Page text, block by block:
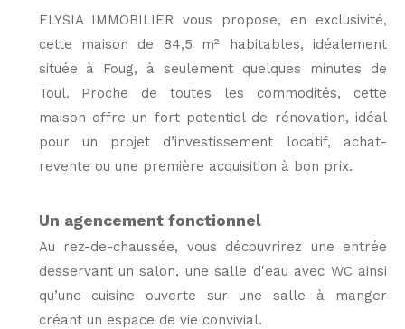
ELYSIA IMMOBILIER vous propose, en exclusivité,
cette maison de 84,5 m² habitables, idéalement
située à Foug, à seulement quelques minutes de
Toul. Proche de toutes les commodités, cette
maison offre un fort potentiel de rénovation, idéal
pour un projet d’investissement locatif, achat-
revente ou une première acquisition à bon prix.
Un agencement fonctionnel
Au rez-de-chaussée, vous découvrirez une entrée
desservant un salon, une salle d'eau avec WC ainsi
qu’une cuisine ouverte sur une salle à manger
créant un espace de vie convivial.